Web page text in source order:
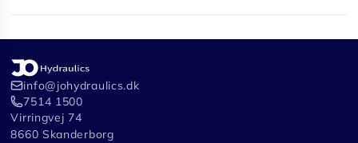
info@johydraulics.dk
7514 1500
Virringvej 74
8660 Skanderborg